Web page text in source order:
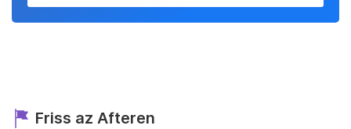
Friss az Afteren